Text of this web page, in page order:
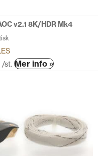
produktsidan
v2.1 8K/HDR Mk4
/st. Mer info »Den
varianter.
De
olika